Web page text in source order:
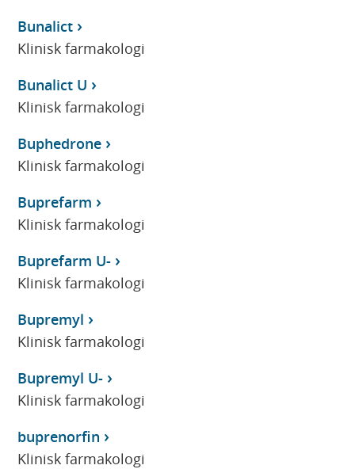
Bunalict
Klinisk farmakologi
Bunalict U
Klinisk farmakologi
Buphedrone
Klinisk farmakologi
Buprefarm
Klinisk farmakologi
Buprefarm U-
Klinisk farmakologi
Bupremyl
Klinisk farmakologi
Bupremyl U-
Klinisk farmakologi
buprenorfin
Klinisk farmakologi